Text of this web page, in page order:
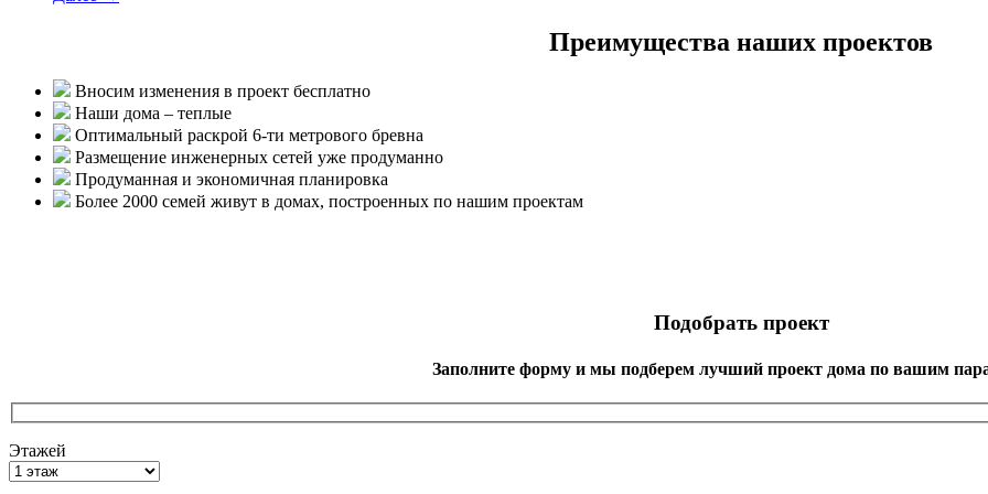
Преимущества наших проектов
Вносим изменения в проект бесплатно
Наши дома – теплые
Оптимальный раскрой 6-ти метрового бревна
Размещение инженерных сетей уже продуманно
Продуманная и экономичная планировка
Более 2000 семей живут в домах, построенных по нашим проектам
Подобрать проект
Заполните форму и мы подберем лучший проект дома по вашим
Этажей